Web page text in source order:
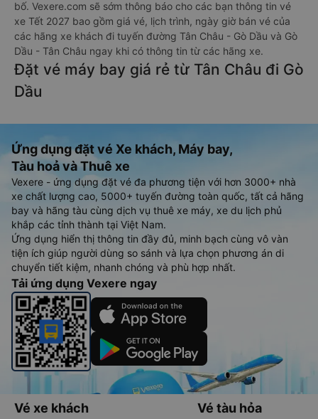
bố. Vexere.com sẽ sớm thông báo cho các bạn thông tin vé
xe Tết 2027 bao gồm giá vé, lịch trình, ngày giờ bán vé của
các hãng xe khách đi tuyến đường Tân Châu - Gò Dầu và Gò
Dầu - Tân Châu ngay khi có thông tin từ các hãng xe.
Đặt vé máy bay giá rẻ từ Tân Châu đi Gò
Dầu
Ứng dụng đặt vé Xe khách, Máy bay,
Tàu hoả và Thuê xe
Vexere - ứng dụng đặt vé đa phương tiện với hơn 3000+ nhà
xe chất lượng cao, 5000+ tuyến đường toàn quốc, tất cả hãng
bay và hãng tàu cùng dịch vụ thuê xe máy, xe du lịch phủ
khắp các tỉnh thành tại Việt Nam.
Ứng dụng hiển thị thông tin đầy đủ, minh bạch cùng vô vàn
tiện ích giúp người dùng so sánh và lựa chọn phương án di
chuyển tiết kiệm, nhanh chóng và phù hợp nhất.
Tải ứng dụng Vexere ngay
Vé xe khách Vé tàu hỏa